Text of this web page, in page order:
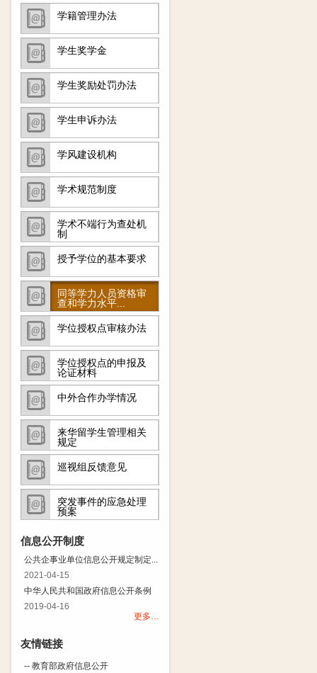
学籍管理办法
学生奖学金
学生奖励处罚办法
学生申诉办法
学风建设机构
学术规范制度
学术不端行为查处机
制
授予学位的基本要求
同等学力人员资格审
查和学力水平...
学位授权点审核办法
学位授权点的申报及
论证材料
中外合作办学情况
来华留学生管理相关
规定
巡视组反馈意见
突发事件的应急处理
预案
信息公开制度
公共企事业单位信息公开规定制定...
2021-04-15
中华人民共和国政府信息公开条例
2019-04-16
更多…
友情链接
-- 教育部政府信息公开